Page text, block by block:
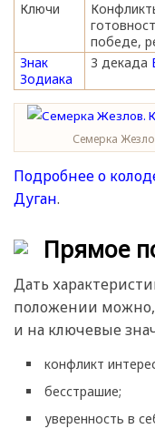
Ключи
победе,
Знак
Зодиака
3 декада
Семерка
Подробнее о
Дуган.
Прямое
Дать
положении можно,
и на ключевые
конфликт
бесстрашие;
уверенность в